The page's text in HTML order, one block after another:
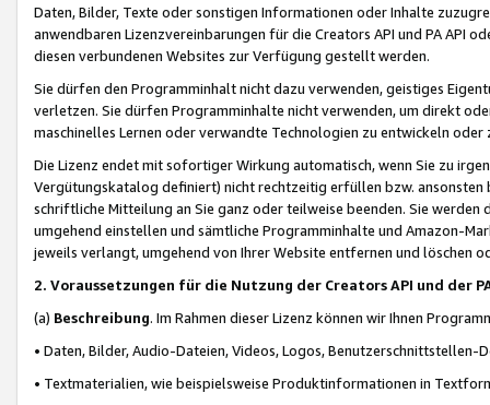
Daten, Bilder, Texte oder sonstigen Informationen oder Inhalte
anwendbaren Lizenzvereinbarungen für die Creators API und PA API
diesen verbundenen Websites zur Verfügung gestellt werden.
Sie dürfen den Programminhalt nicht dazu verwenden, geistiges
verletzen. Sie dürfen Programminhalte nicht verwenden, um direkt
maschinelles Lernen oder verwandte Technologien zu entwickeln
Die Lizenz endet mit sofortiger Wirkung automatisch, wenn Sie zu
Vergütungskatalog definiert) nicht rechtzeitig erfüllen bzw. ansonsten
schriftliche Mitteilung an Sie ganz oder teilweise beenden. Sie werden
umgehend einstellen und sämtliche Programminhalte und Amazon-
jeweils verlangt, umgehend von Ihrer Website entfernen und löschen
2. Voraussetzungen für die Nutzung der Creators API und der
(a) Beschreibung. Im Rahmen dieser Lizenz können wir Ihnen
• Daten, Bilder, Audio-Dateien, Videos, Logos, Benutzerschnittstellen-
• Textmaterialien, wie beispielsweise Produktinformationen in